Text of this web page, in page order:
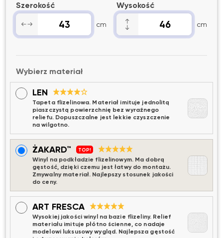
Szerokość
cm
Wysokość
cm
Wybierz materiał
LEN
Tapeta flizelinowa. Materiał imituje jednolitą
piaszczystą powierzchnię bez wyraźnego
reliefu. Dopuszczalne jest lekkie czyszczenie
na wilgotno.
ŻAKARD™ TOP!
Winyl na podkładzie flizelinowym. Ma dobrą
gęstość, dzięki czemu jest łatwy do montażu.
Zmywalny materiał. Najlepszy stosunek jakości
do ceny.
ART FRESCA
Wysokiej jakości winyl na bazie flizeliny. Relief
materiału imituje płótno ścienne, co nadaje
modelowi luksusowy wygląd. Najlepsza gęstość